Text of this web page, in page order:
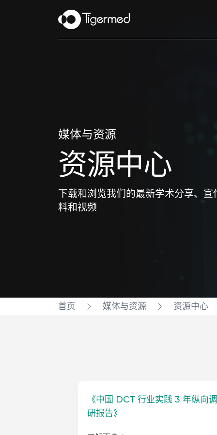
媒体与资源
资源中心
下载和浏览我们的最新学术分享、宣
料和视频
首页 媒体与资源 资源中心
《中国 DCT 行业实践 3 年纵向调
研报告》